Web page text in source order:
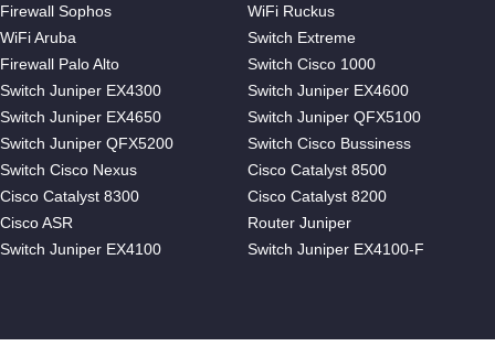
Firewall Sophos
WiFi Ruckus
WiFi Aruba
Switch Extreme
Firewall Palo Alto
Switch Cisco 1000
Switch Juniper EX4300
Switch Juniper EX4600
Switch Juniper EX4650
Switch Juniper QFX5100
Switch Juniper QFX5200
Switch Cisco Bussiness
Switch Cisco Nexus
Cisco Catalyst 8500
Cisco Catalyst 8300
Cisco Catalyst 8200
Cisco ASR
Router Juniper
Switch Juniper EX4100
Switch Juniper EX4100-F